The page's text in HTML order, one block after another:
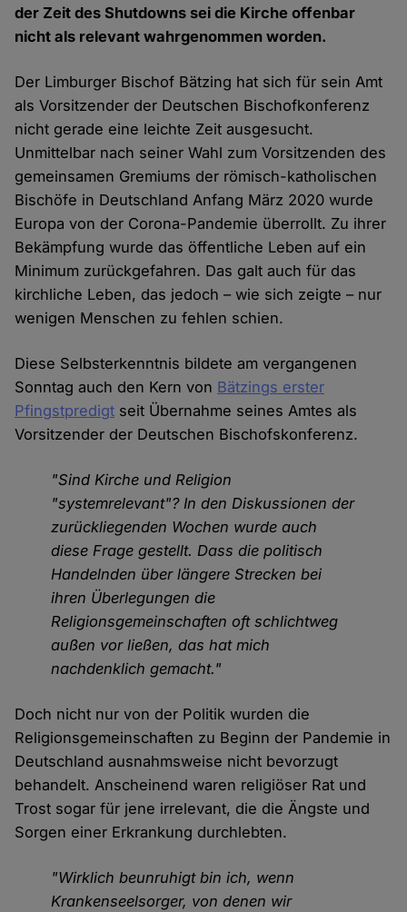
der Zeit des Shutdowns sei die Kirche offenbar
nicht als relevant wahrgenommen worden.
Der Limburger Bischof Bätzing hat sich für sein Amt
als Vorsitzender der Deutschen Bischofkonferenz
nicht gerade eine leichte Zeit ausgesucht.
Unmittelbar nach seiner Wahl zum Vorsitzenden des
gemeinsamen Gremiums der römisch-katholischen
Bischöfe in Deutschland Anfang März 2020 wurde
Europa von der Corona-Pandemie überrollt. Zu ihrer
Bekämpfung wurde das öffentliche Leben auf ein
Minimum zurückgefahren. Das galt auch für das
kirchliche Leben, das jedoch – wie sich zeigte – nur
wenigen Menschen zu fehlen schien.
Diese Selbsterkenntnis bildete am vergangenen
Sonntag auch den Kern von Bätzings erster
Pfingstpredigt seit Übernahme seines Amtes als
Vorsitzender der Deutschen Bischofskonferenz.
"Sind Kirche und Religion
"systemrelevant"? In den Diskussionen der
zurückliegenden Wochen wurde auch
diese Frage gestellt. Dass die politisch
Handelnden über längere Strecken bei
ihren Überlegungen die
Religionsgemeinschaften oft schlichtweg
außen vor ließen, das hat mich
nachdenklich gemacht."
Doch nicht nur von der Politik wurden die
Religionsgemeinschaften zu Beginn der Pandemie in
Deutschland ausnahmsweise nicht bevorzugt
behandelt. Anscheinend waren religiöser Rat und
Trost sogar für jene irrelevant, die die Ängste und
Sorgen einer Erkrankung durchlebten.
"Wirklich beunruhigt bin ich, wenn
Krankenseelsorger, von denen wir